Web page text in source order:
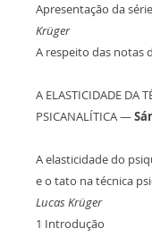
Apresentação da
Krüger
A respeito das notas
A ELASTICIDADE DA
PSICANALÍTICA —
A elasticidade do
e o tato na técnica
Lucas Krüger
1 Introdução